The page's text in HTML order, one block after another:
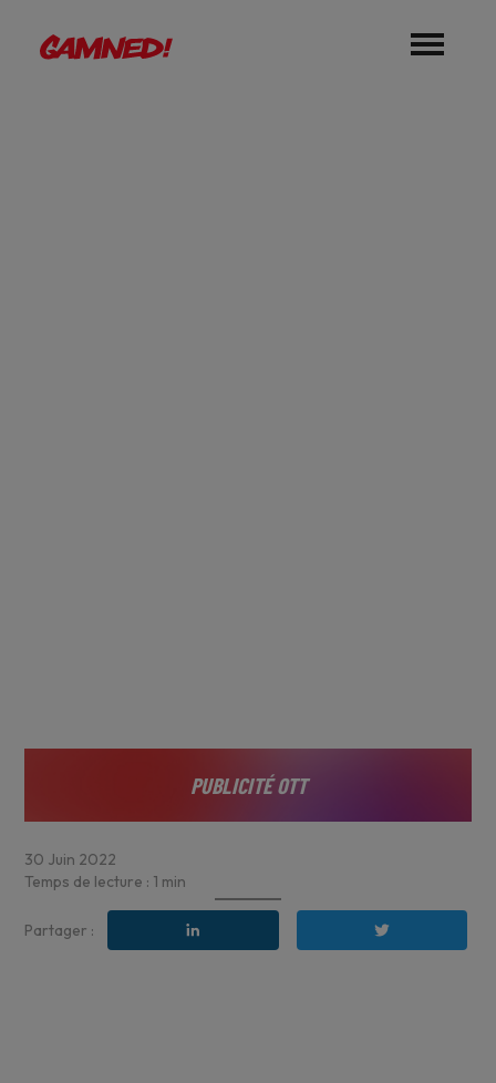
PUBLICITÉ OTT
30 Juin 2022
Temps de lecture : 1 min
Partager :